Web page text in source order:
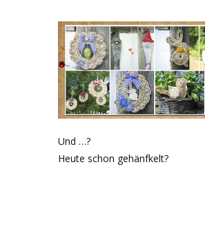
Und …?
Heute schon gehänfkelt?